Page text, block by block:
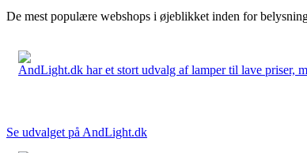
De mest populære webshops i øjeblikket inden for
AndLight.dk har et stort udvalg af lamper til lave priser,
Se udvalget på AndLight.dk